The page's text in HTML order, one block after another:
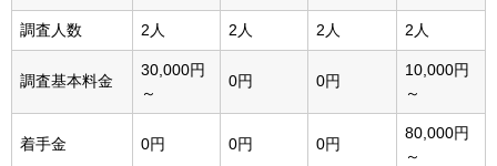
調査人数 2人 2人 2人 2人
調査基本料金
30,000円
～
0円 0円
10,000円
～
着手金 0円 0円 0円
80,000円
～